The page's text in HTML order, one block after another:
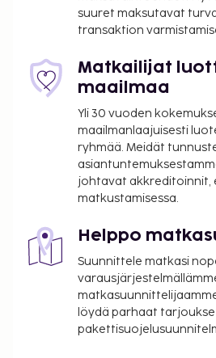
suuret maksutavat
transaktion
Matkailijat
maailmaa
Yli 30 vuoden
maailmanlaajuisesti
ryhmää. Meidät
johtavat akkreditoinnit,
matkustamisessa.
Helppo
Suunnittele matkasi
löydä parhaat